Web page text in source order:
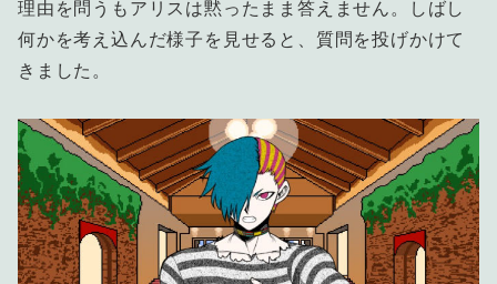
理由を問うもアリスは黙ったまま答えません。しばし
何かを考え込んだ様子を見せると、質問を投げかけて
きました。